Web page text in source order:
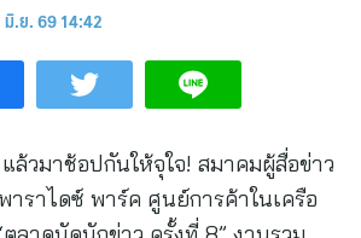
มิ.ย. 69 14:42
ล้วมาช้อปกันให้จุใจ! สมาคมผู้สื่อข่าว
าราไดซ์ พาร์ค ศูนย์การค้าในเครือ